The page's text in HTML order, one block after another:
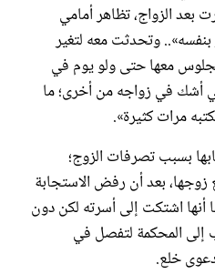
بعد الزواج، تظاهر أمامي
بنفسه».. وتحدثت معه لتغير
معها حتى ولو يوم في
أشك في زواجه من أخرى؛ ما
مرات كثيرة».
بسبب تصرفات الزوج؛
زوجها، بعد أن رفض الاستجابة
أنها اشتكت إلى أسرته لكن دون
المحكمة لتفصل في
خلع.